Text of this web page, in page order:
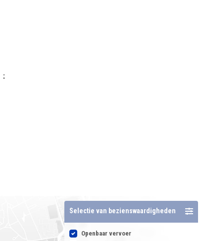
Selectie van bezienswaardigheden
Openbaar vervoer